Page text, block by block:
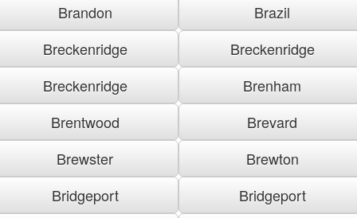
Brandon
Brazil
Breckenridge
Breckenridge
Breckenridge
Brenham
Brentwood
Brevard
Brewster
Brewton
Bridgeport
Bridgeport